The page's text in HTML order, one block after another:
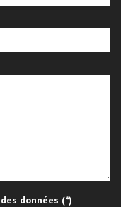
données (*)